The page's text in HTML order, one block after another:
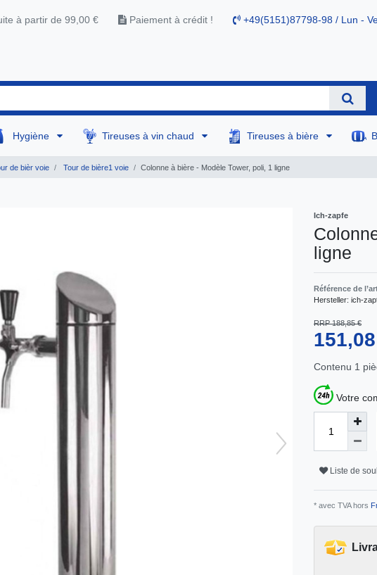
à partir de 99,00 € Paiement à crédit ! +49(5151)87798-98 / Lun -
Hygiène Tireuses à vin chaud Tireuses à bière
de bièr voie Tour de bière1 voie Colonne à bière - Modèle Tower, poli, 1 ligne
Ich-zapfe
ligne
Référence de
Hersteller: ich-
RRP 188,85 €
Contenu 1
Votre
Liste de
* avec TVA hors